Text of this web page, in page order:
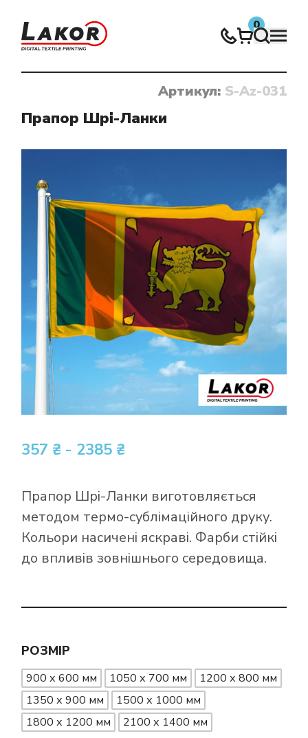
0
Нічого не знайдено
Артикул: S-Az-031
Прапор Шрі-Ланки
357 ₴ - 2385 ₴
Прапор Шрі-Ланки виготовляється
методом термо-сублімаційного друку.
Кольори насичені яскраві. Фарби стійкі
до впливів зовнішнього середовища.
РОЗМІР
900 х 600 мм 1050 х 700 мм
1200 х 800 мм
1350 х 900 мм
1500 х 1000 мм
1800 х 1200 мм
2100 х 1400 мм